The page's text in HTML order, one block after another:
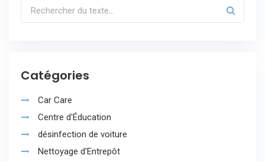
Catégories
Car Care
Centre d'Éducation
désinfection de voiture
Nettoyage d'Entrepôt